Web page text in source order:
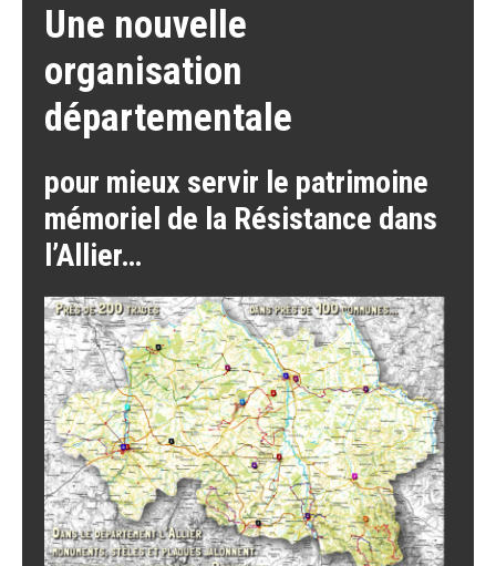
Une nouvelle
organisation
départementale
pour mieux servir le patrimoine
mémoriel de la Résistance dans
l’Allier…